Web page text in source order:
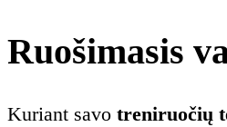
Ruošimasis
Kuriant savo treniruočių